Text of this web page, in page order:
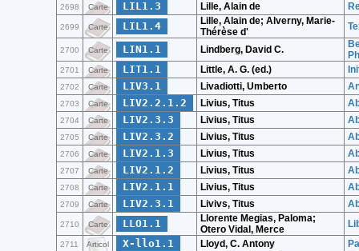
2698 Carte LIL1.3 Lille, Alain de
2699 Carte LIL1.4
Lille, Alain de; Alverny, Marie-
Thérèse d'
2700 Carte LIN1.1 Lindberg, David C.
2701 Carte LIT1.1 Little, A. G. (ed.)
2702 Carte LIV3.1 Livadiotti, Umberto
2703 Carte LIV2.2.1.2 Livius, Titus
2704 Carte LIV2.3.3 Livius, Titus
2705 Carte LIV2.3.2 Livius, Titus
2706 Carte LIV2.1.3 Livius, Titus
2707 Carte LIV2.1.2 Livius, Titus
2708 Carte LIV2.1.1 Livius, Titus
2709 Carte LIV2.3.1 Livivs, Titus
2710 Carte LLO1.1
Llorente Megias, Paloma;
Otero Vidal, Merce
2711 Articol X-llo1.1 Lloyd, C. Antony